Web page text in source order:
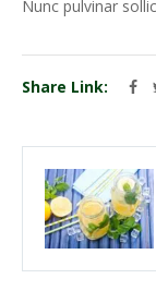
Nunc pulvinar
Share Link: